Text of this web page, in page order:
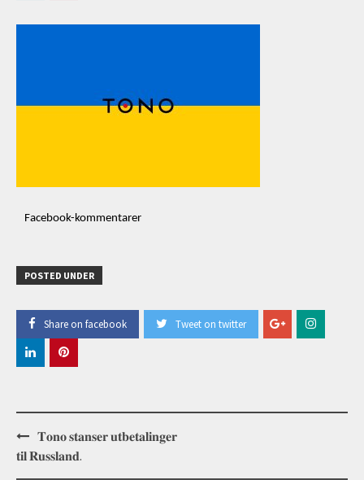
Facebook-kommentarer
POSTED UNDER
Share on facebook Tweet on twitter
Post
navigation
𝐓𝐨𝐧𝐨 𝐬𝐭𝐚𝐧𝐬𝐞𝐫 𝐮𝐭𝐛𝐞𝐭𝐚𝐥𝐢𝐧𝐠𝐞𝐫
𝐭𝐢𝐥 𝐑𝐮𝐬𝐬𝐥𝐚𝐧𝐝.